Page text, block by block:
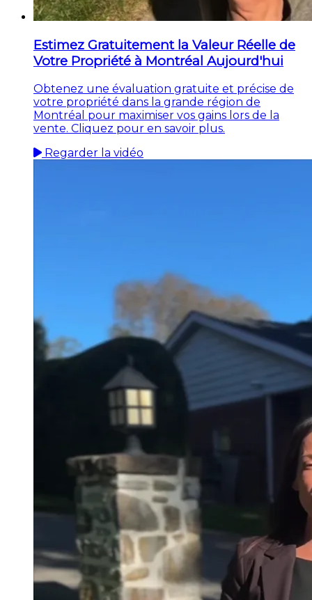
Estimez Gratuitement la Valeur Réelle de
Votre Propriété à Montréal Aujourd'hui
Obtenez une évaluation gratuite et précise de
votre propriété dans la grande région de
Montréal pour maximiser vos gains lors de la
vente. Cliquez pour en savoir plus.
Regarder la vidéo